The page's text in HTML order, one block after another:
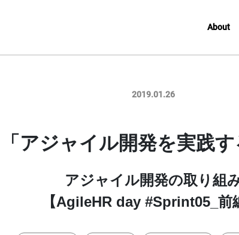
About
2019.01.26
「アジャイル開発を実践
アジャイル開発の取り組
【AgileHR day #Sprint05_前